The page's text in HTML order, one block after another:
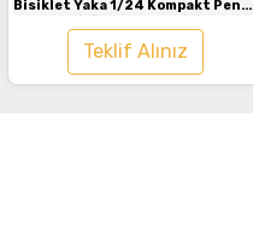
Bisiklet Yaka 1/24 Kompakt Penye
Tişört Saks Mavisi
Teklif Alınız